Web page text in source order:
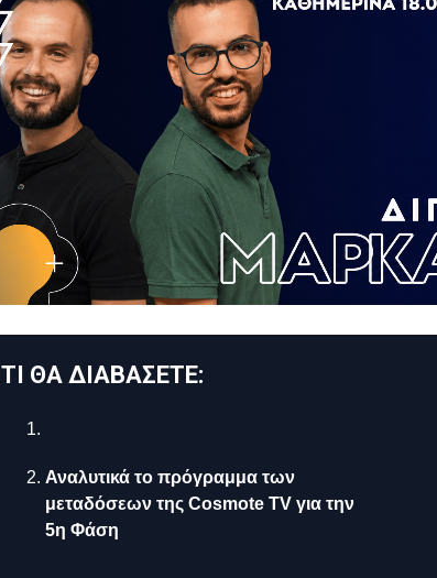
ΤΙ ΘΑ ΔΙΑΒΑΣΕΤΕ:
Αναλυτικά το πρόγραμμα των
μεταδόσεων της Cosmote TV για την
5η Φάση